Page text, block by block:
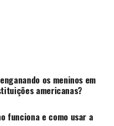
os meninos em
americanas?
funciona e como usar a